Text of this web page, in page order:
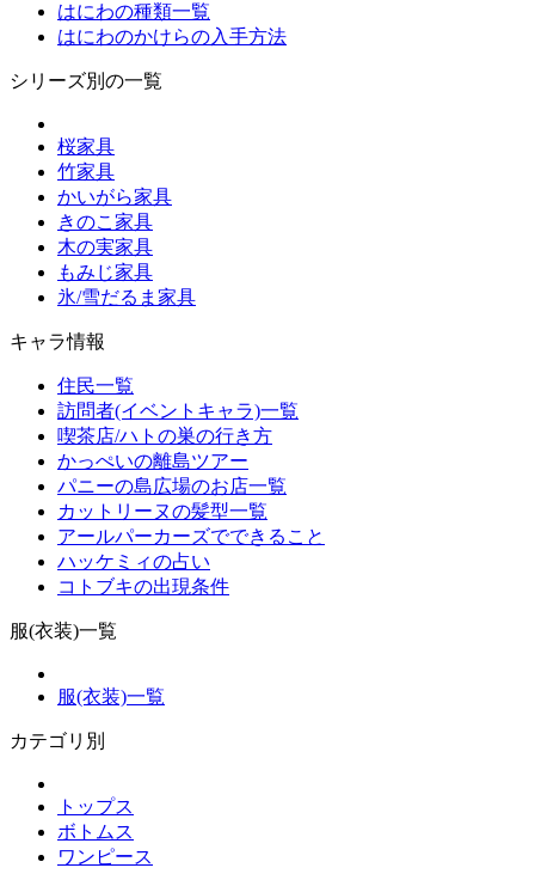
はにわの種類一覧
はにわのかけらの入手方法
シリーズ別の一覧
桜家具
竹家具
かいがら家具
きのこ家具
木の実家具
もみじ家具
氷/雪だるま家具
キャラ情報
住民一覧
訪問者(イベントキャラ)一覧
喫茶店/ハトの巣の行き方
かっぺいの離島ツアー
パニーの島広場のお店一覧
カットリーヌの髪型一覧
アールパーカーズでできること
ハッケミィの占い
コトブキの出現条件
服(衣装)一覧
服(衣装)一覧
カテゴリ別
トップス
ボトムス
ワンピース